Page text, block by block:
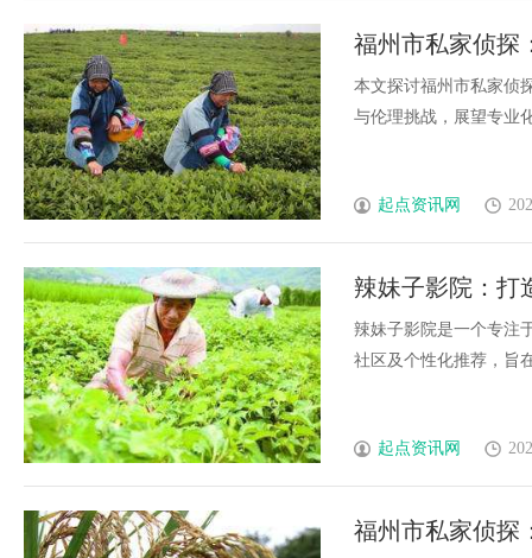
福州市私家侦探
本文探讨福州市私家侦
与伦理挑战，展望专业
起点资讯网
辣妹子影院：打
辣妹子影院是一个专注
社区及个性化推荐，旨
起点资讯网
福州市私家侦探